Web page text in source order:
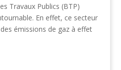
Travaux Publics (BTP)
En effet, ce secteur
émissions de gaz à effet